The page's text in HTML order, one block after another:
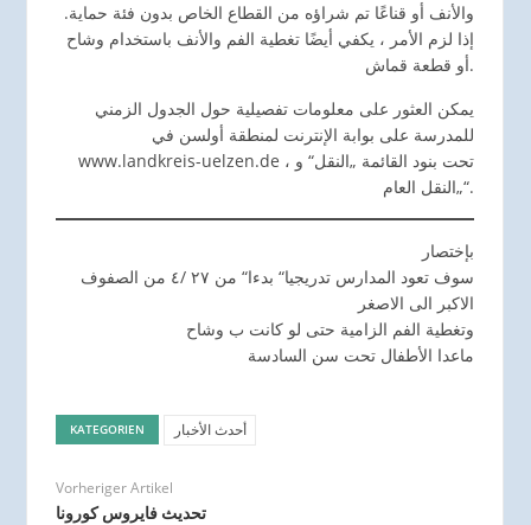
والأنف أو قناعًا تم شراؤه من القطاع الخاص بدون فئة حماية.
إذا لزم الأمر ، يكفي أيضًا تغطية الفم والأنف باستخدام وشاح
أو قطعة قماش.
يمكن العثور على معلومات تفصيلية حول الجدول الزمني
للمدرسة على بوابة الإنترنت لمنطقة أولسن في
www.landkreis-uelzen.de ، تحت بنود القائمة „النقل“ و
„النقل العام“.
بإختصار
سوف تعود المدارس تدريجيا“ بدءا“ من ٢٧ /٤ من الصفوف
الاكبر الى الاصغر
وتغطية الفم الزامية حتى لو كانت ب وشاح
ماعدا الأطفال تحت سن السادسة
KATEGORIEN أحدث الأخبار
Vorheriger Artikel
تحديث فايروس كورونا